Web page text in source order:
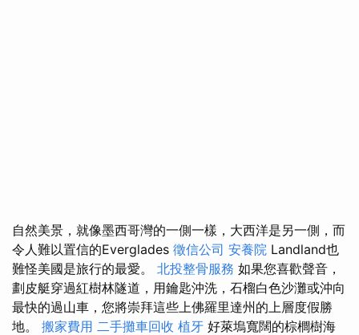
自然美景，就像墨西哥灣的一側一樣，大西洋是另一側，而
令人難以置信的Everglades 徵信公司 安養院 Landland也
難怪美國是旅行的最愛。 北投整骨服務 如果您喜歡聲音，
劃皮艇穿過紅樹林隧道，用鑰匙沖洗，石榴白色沙灘或沖向
最快的過山車，您將崇拜這些上佛羅里達州的上層度假勝
地。 搬家費用 二手攤車回收 植牙 好萊塢寬闊的棕櫚樹海